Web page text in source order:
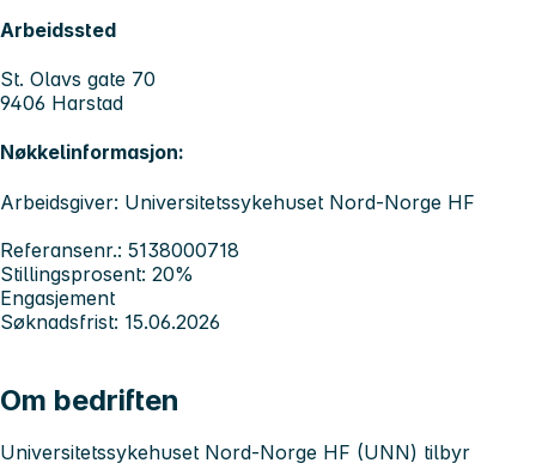
Arbeidssted
St. Olavs gate 70
9406 Harstad
Nøkkelinformasjon:
Arbeidsgiver: Universitetssykehuset Nord-Norge HF
Referansenr.: 5138000718
Stillingsprosent: 20%
Engasjement
Søknadsfrist: 15.06.2026
Om bedriften
Universitetssykehuset Nord-Norge HF (UNN) tilbyr